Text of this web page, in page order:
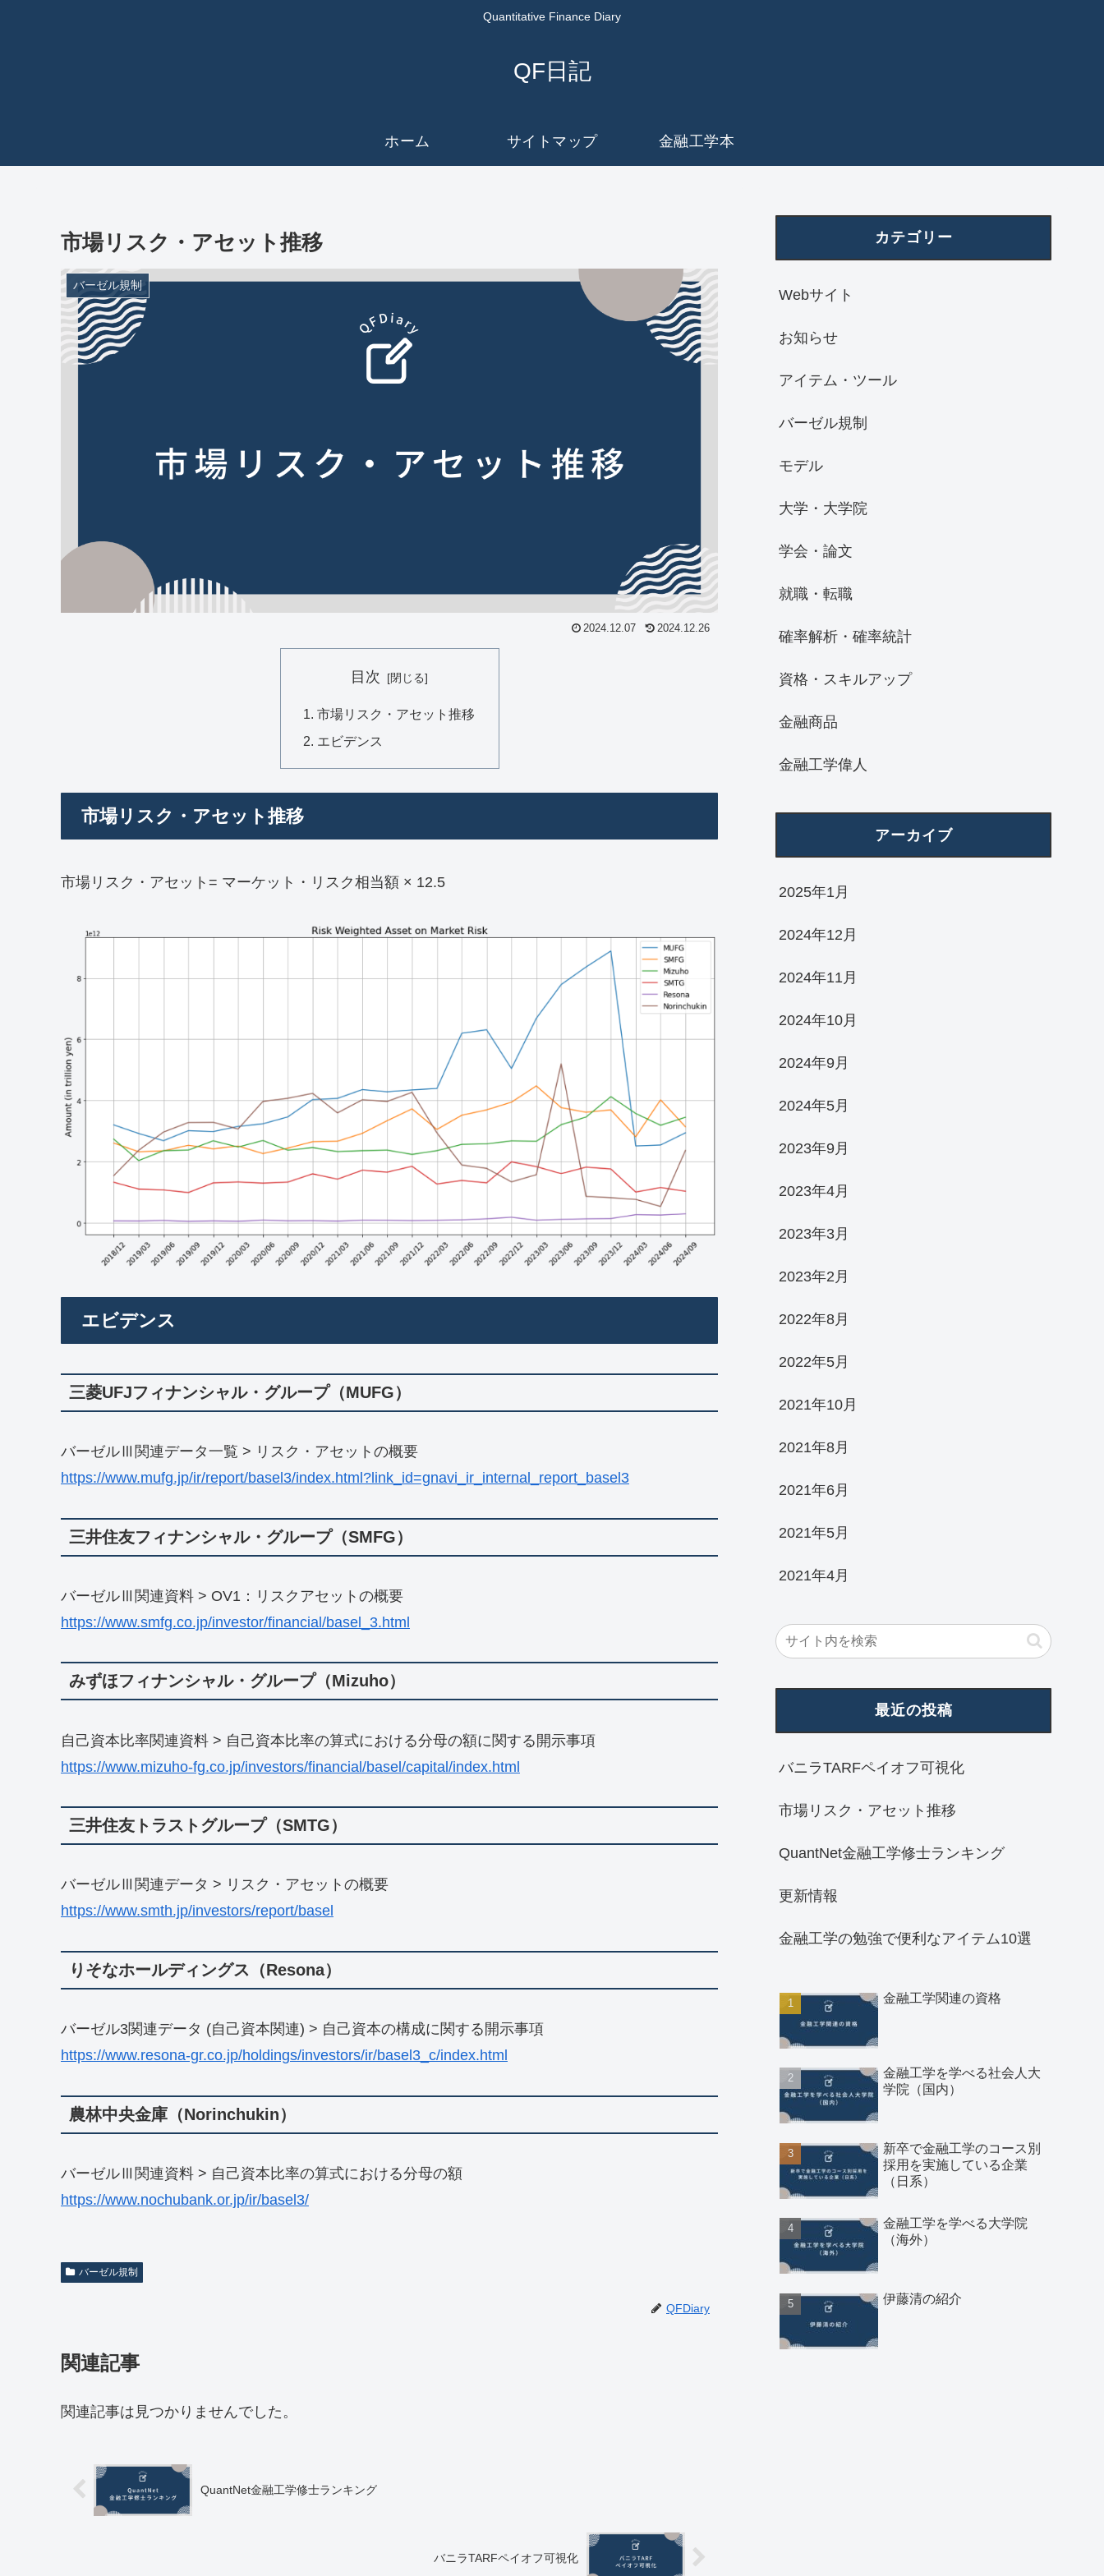
Quantitative Finance Diary
QF日記
ホーム サイトマップ 金融工学本
市場リスク・アセット推移
バーゼル規制
2024.12.07 2024.12.26
目次
市場リスク・アセット推移
エビデンス
市場リスク・アセット推移
市場リスク・アセット= マーケット・リスク相当額 × 12.5
エビデンス
三菱UFJフィナンシャル・グループ（MUFG）
バーゼルⅢ関連データ一覧 > リスク・アセットの概要
https://www.mufg.jp/ir/report/basel3/index.html?link_id=gnavi_ir_internal_report_basel3
三井住友フィナンシャル・グループ（SMFG）
バーゼルⅢ関連資料 > OV1：リスクアセットの概要
https://www.smfg.co.jp/investor/financial/basel_3.html
みずほフィナンシャル・グループ（Mizuho）
自己資本比率関連資料 > 自己資本比率の算式における分母の額に関する開示事項
https://www.mizuho-fg.co.jp/investors/financial/basel/capital/index.html
三井住友トラストグループ（SMTG）
バーゼルⅢ関連データ > リスク・アセットの概要
https://www.smth.jp/investors/report/basel
りそなホールディングス（Resona）
バーゼル3関連データ (自己資本関連) > 自己資本の構成に関する開示事項
https://www.resona-gr.co.jp/holdings/investors/ir/basel3_c/index.html
農林中央金庫（Norinchukin）
バーゼルⅢ関連資料 > 自己資本比率の算式における分母の額
https://www.nochubank.or.jp/ir/basel3/
バーゼル規制
QFDiary
関連記事
関連記事は見つかりませんでした。
QuantNet金融工学修士ランキング
バニラTARFペイオフ可視化
カテゴリー
Webサイト
お知らせ
アイテム・ツール
バーゼル規制
モデル
大学・大学院
学会・論文
就職・転職
確率解析・確率統計
資格・スキルアップ
金融商品
金融工学偉人
アーカイブ
2025年1月
2024年12月
2024年11月
2024年10月
2024年9月
2024年5月
2023年9月
2023年4月
2023年3月
2023年2月
2022年8月
2022年5月
2021年10月
2021年8月
2021年6月
2021年5月
2021年4月
最近の投稿
バニラTARFペイオフ可視化
市場リスク・アセット推移
QuantNet金融工学修士ランキング
更新情報
金融工学の勉強で便利なアイテム10選
金融工学関連の資格
金融工学を学べる社会人大
学院（国内）
新卒で金融工学のコース別
採用を実施している企業
（日系）
金融工学を学べる大学院
（海外）
伊藤清の紹介